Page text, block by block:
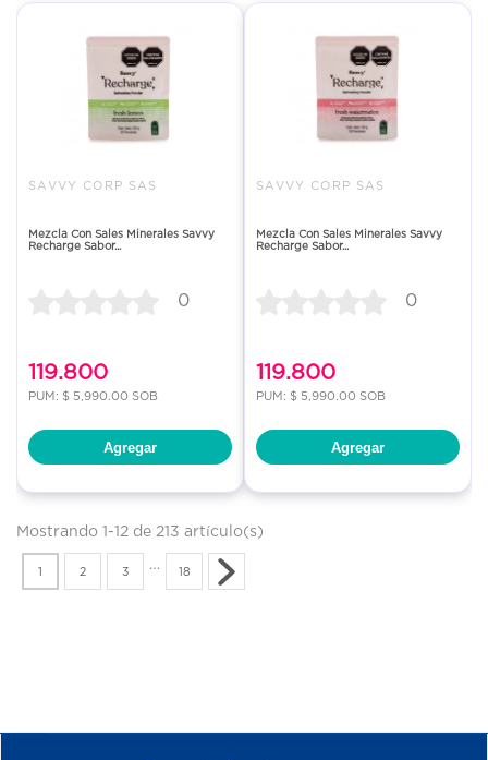
SAVVY CORP SAS
Mezcla Con Sales Minerales Savvy
Recharge Sabor...
0
119.800
PUM: $ 5,990.00 SOB
Agregar
SAVVY CORP SAS
Mezcla Con Sales Minerales Savvy
Recharge Sabor...
0
119.800
PUM: $ 5,990.00 SOB
Agregar
Mostrando 1-12 de 213 artículo(s)
1 2 3 … 18